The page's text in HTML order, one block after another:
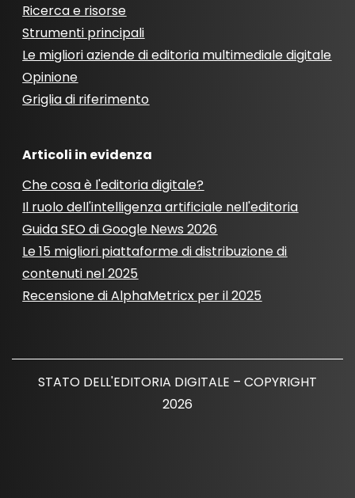
Ricerca e risorse
Strumenti principali
Le migliori aziende di editoria multimediale digitale
Opinione
Griglia di riferimento
Articoli in evidenza
Che cosa è l'editoria digitale?
Il ruolo dell'intelligenza artificiale nell'editoria
Guida SEO di Google News 2026
Le 15 migliori piattaforme di distribuzione di
contenuti nel 2025
Recensione di AlphaMetricx per il 2025
STATO DELL'EDITORIA DIGITALE – COPYRIGHT
2026